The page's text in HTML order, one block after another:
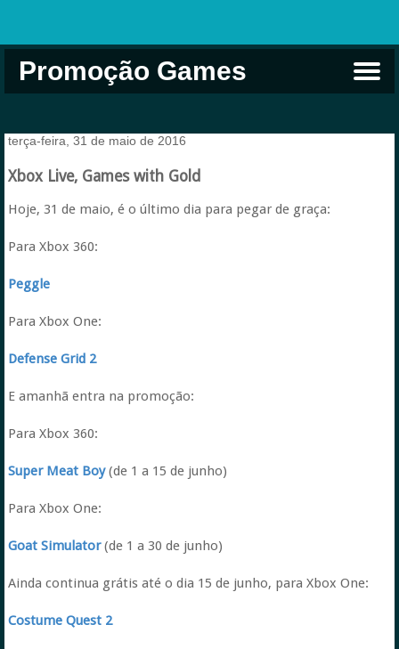
Promoção Games
terça-feira, 31 de maio de 2016
Xbox Live, Games with Gold
Hoje, 31 de maio, é o último dia para pegar de graça:
Para Xbox 360:
Peggle
Para Xbox One:
Defense Grid 2
E amanhã entra na promoção:
Para Xbox 360:
Super Meat Boy (de 1 a 15 de junho)
Para Xbox One:
Goat Simulator (de 1 a 30 de junho)
Ainda continua grátis até o dia 15 de junho, para Xbox One:
Costume Quest 2